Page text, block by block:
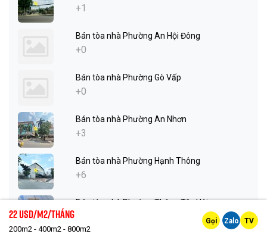
+1
Bán tòa nhà Phường An Hội Đông
+0
Bán tòa nhà Phường Gò Vấp
+0
Bán tòa nhà Phường An Nhơn
+3
Bán tòa nhà Phường Hạnh Thông
+6
Bán tòa nhà Phường Thông Tây Hội
22 Usd/m2/tháng
200m2 - 400m2 - 800m2
Gọi Zalo TV